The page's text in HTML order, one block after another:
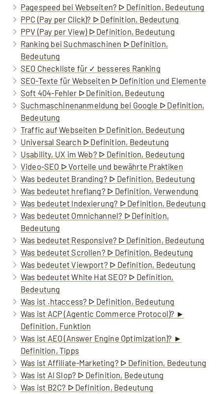
Pagespeed bei Webseiten? ᐅ Definition, Bedeutung
PPC (Pay per Click)? ᐅ Definition, Bedeutung
PPV (Pay per View) ᐅ Definition, Bedeutung
Ranking bei Suchmaschinen ᐅ Definition,
Bedeutung
SEO Checkliste für ✓ besseres Ranking
SEO-Texte für Webseiten ᐅ Definition und Elemente
Soft 404-Fehler ᐅ Definition, Bedeutung
Suchmaschinenanmeldung bei Google ᐅ Definition,
Bedeutung
Traffic auf Webseiten ᐅ Definition, Bedeutung
Universal Search ᐅ Definition, Bedeutung
Usability, UX im Web? ᐅ Definition, Bedeutung
Video-SEO ᐅ Vorteile und bewährte Praktiken
Was bedeutet Branding? ᐅ Definition, Bedeutung
Was bedeutet hreflang? ᐅ Definition, Verwendung
Was bedeutet Indexierung? ᐅ Definition, Bedeutung
Was bedeutet Omnichannel? ᐅ Definition,
Bedeutung
Was bedeutet Responsive? ᐅ Definition, Bedeutung
Was bedeutet Scrollen? ᐅ Definition, Bedeutung
Was bedeutet Viewport? ᐅ Definition, Bedeutung
Was bedeutet White Hat SEO? ᐅ Definition,
Bedeutung
Was ist .htaccess? ᐅ Definition, Bedeutung
Was ist ACP (Agentic Commerce Protocol)? ►
Definition, Funktion
Was ist AEO (Answer Engine Optimization)? ►
Definition, Tipps
Was ist Affiliate-Marketing? ᐅ Definition, Bedeutung
Was ist AI Slop? ᐅ Definition, Bedeutung
Was ist B2C? ᐅ Definition, Bedeutung